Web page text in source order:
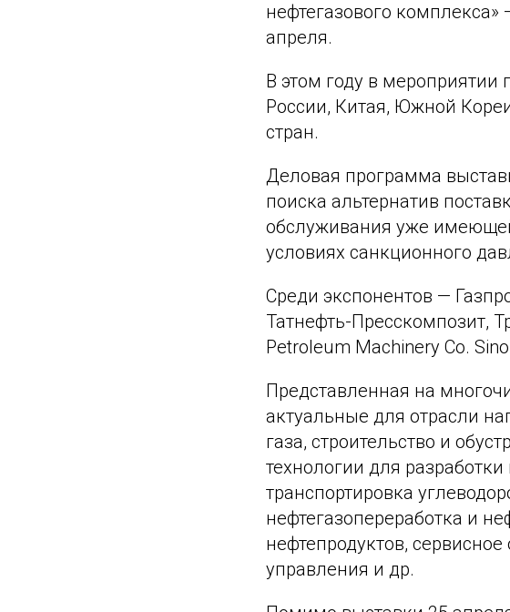
нефтегазового комплекса»
апреля.
В этом году в мероприятии
России, Китая, Южной
стран.
Деловая программа
поиска альтернатив
обслуживания уже
условиях санкционного
Среди экспонентов —
Татнефть-Пресскомпозит,
Petroleum Machinery Co.
Представленная на
актуальные для отрасли
газа, строительство и
технологии для
транспортировка
нефтегазопереработка и
нефтепродуктов,
управления и др.